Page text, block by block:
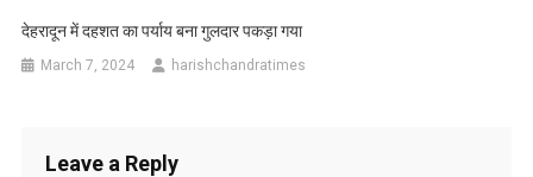
देहरादून में दहशत का पर्याय बना गुलदार पकड़ा गया
March 7, 2024 harishchandratimes
Leave a Reply